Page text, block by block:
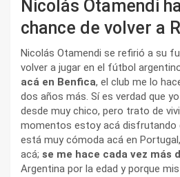
Nicolás Otamendi
chance de volver a
Nicolás Otamendi se refirió a su
volver a jugar en el fútbol
acá en Benfica, el club me lo
dos años más. Sí es verdad que
desde muy chico, pero trato de
momentos estoy acá disfrutando
está muy cómoda acá en
acá; se me hace cada vez más
Argentina por la edad y porque